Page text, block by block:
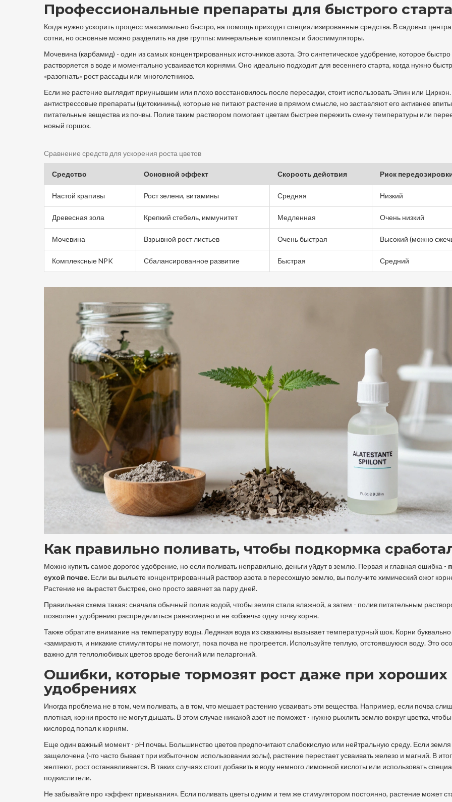
Профессиональные препараты для быстрого старта
Когда нужно ускорить процесс максимально быстро, на помощь приходят специализированные средства. В садовых
сотни, но основные можно разделить на две группы: минеральные комплексы и биостимуляторы.
Мочевина (карбамид) - один из самых концентрированных источников азота. Это синтетическое удобрение, которое быстро
растворяется в воде и моментально усваивается корнями. Оно идеально подходит для весеннего старта, когда нужно
«разогнать» рост рассады или многолетников.
Если же растение выглядит приунывшим или плохо восстановилось после пересадки, стоит использовать Эпин или Циркон.
антистрессовые препараты (цитокинины), которые не питают растение в прямом смысле, но заставляют его активнее
питательные вещества из почвы. Полив таким раствором помогает цветам быстрее пережить смену температуры или
новый горшок.
Сравнение средств для ускорения роста цветов
Средство Основной эффект Скорость действия Риск
Настой крапивы Рост зелени, витамины Средняя Низкий
Древесная зола Крепкий стебель, иммунитет Медленная Очень низкий
Мочевина Взрывной рост листьев Очень быстрая Высокий (можно
Комплексные NPK Сбалансированное развитие Быстрая Средний
Как правильно поливать, чтобы подкормка
Можно купить самое дорогое удобрение, но если поливать неправильно, деньги уйдут в землю. Первая и главная ошибка -
сухой почве. Если вы выльете концентрированный раствор азота в пересохшую землю, вы получите химический ожог
Растение не вырастет быстрее, оно просто завянет за пару дней.
Правильная схема такая: сначала обычный полив водой, чтобы земля стала влажной, а затем - полив питательным
позволяет удобрению распределиться равномерно и не «обжечь» одну точку корня.
Также обратите внимание на температуру воды. Ледяная вода из скважины вызывает температурный шок. Корни буквально
«замирают», и никакие стимуляторы не помогут, пока почва не прогреется. Используйте теплую, отстоявшуюся воду. Это
важно для теплолюбивых цветов вроде бегоний или пеларгоний.
Ошибки, которые тормозят рост даже при хороших
удобрениях
Иногда проблема не в том, чем поливать, а в том, что мешает растению усваивать эти вещества. Например, если почва
плотная, корни просто не могут дышать. В этом случае никакой азот не поможет - нужно рыхлить землю вокруг цветка, чтобы
кислород попал к корням.
Еще один важный момент - pH почвы. Большинство цветов предпочитают слабокислую или нейтральную среду. Если
защелочена (что часто бывает при избыточном использовании золы), растение перестает усваивать железо и магний. В
желтеют, рост останавливается. В таких случаях стоит добавить в воду немного лимонной кислоты или использовать
подкислители.
Не забывайте про «эффект привыкания». Если поливать цветы одним и тем же стимулятором постоянно, растение может